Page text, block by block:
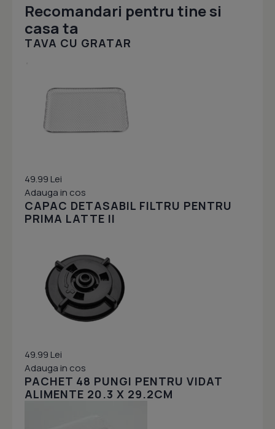
Recomandari pentru tine si
casa ta
TAVA CU GRATAR
49.99 Lei
Adauga in cos
CAPAC DETASABIL FILTRU PENTRU
PRIMA LATTE II
49.99 Lei
Adauga in cos
PACHET 48 PUNGI PENTRU VIDAT
ALIMENTE 20.3 X 29.2CM